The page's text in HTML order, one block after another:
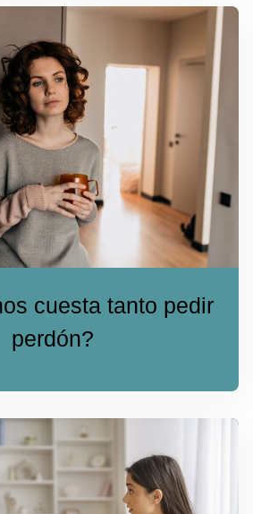
cuesta tanto pedir
perdón?